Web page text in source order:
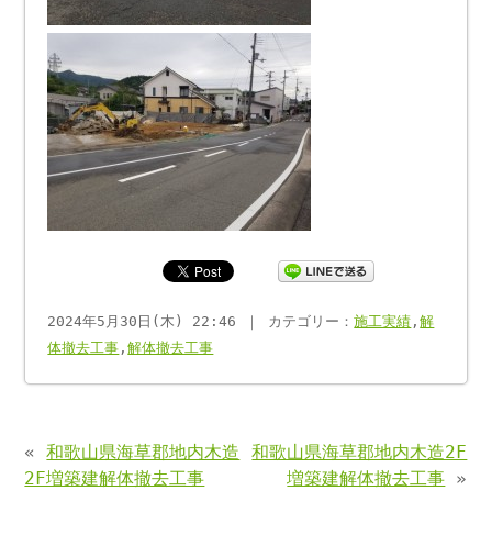
2024年5月30日(木) 22:46 ｜ カテゴリー：施工実績 ,解
体撤去工事 ,解体撤去工事
«和歌山県海草郡地内木造
2F増築建解体撤去工事
和歌山県海草郡地内木造2F
増築建解体撤去工事 »